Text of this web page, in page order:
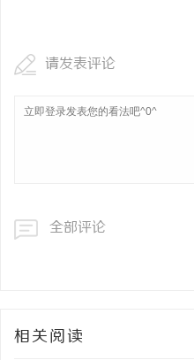
请发表评论
全部评论
相关阅读